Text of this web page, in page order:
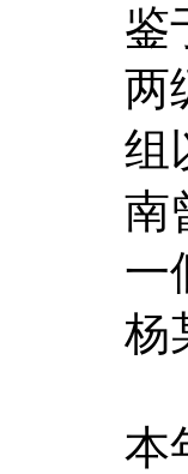
鉴
两
组
南
一
杨
本